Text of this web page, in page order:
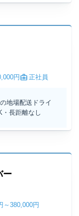
円 正社員
地場配送ドライ
長距離なし
ー
～ 380,000円